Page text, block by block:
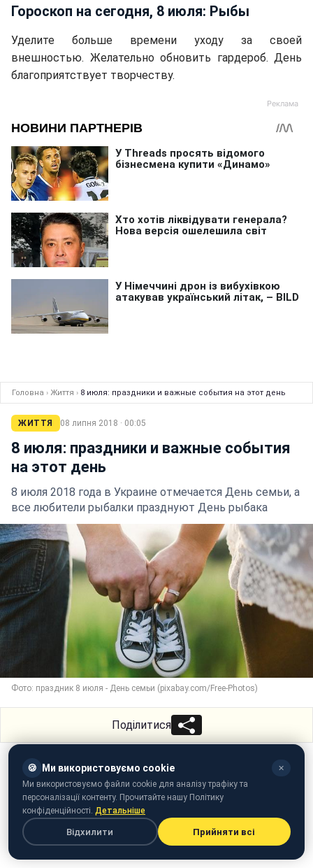
Гороскоп на сегодня, 8 июля: Рыбы
Уделите больше времени уходу за своей
внешностью. Желательно обновить гардероб. День
благоприятствует творчеству.
Головна › Життя › 8 июля: праздники и важные события на этот день
ЖИТТЯ 08 липня 2018 · 00:05
8 июля: праздники и важные события
на этот день
8 июля 2018 года в Украине отмечается День семьи, а
все любители рыбалки празднуют День рыбака
Фото: праздник 8 июля - День семьи (pixabay.com/Free-Photos)
Поділитися
🍪 Ми використовуємо cookie ✕
Ми використовуємо файли cookie для аналізу трафіку та
персоналізації контенту. Прочитайте нашу Політику
конфіденційності. Детальніше
Відхилити Прийняти всі